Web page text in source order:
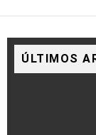
ÚLTIMOS